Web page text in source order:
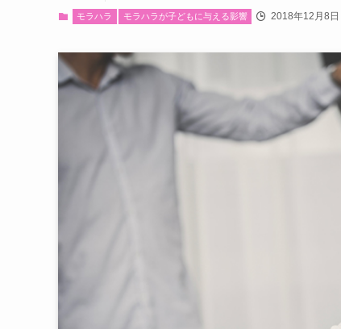
モラハラ モラハラが子どもに与える影響 2018年12月8日